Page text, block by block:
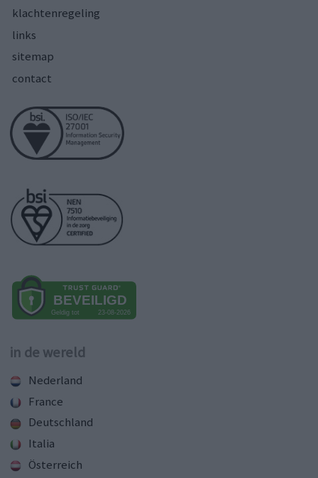
klachtenregeling
links
sitemap
contact
in de wereld
Nederland
France
Deutschland
Italia
Österreich